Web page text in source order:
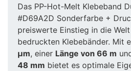
Das PP-Hot-Melt Klebeband
#D69A2D Sonderfarbe +
preiswerte Einstieg in die
bedruckten Klebebänder. Mit
µm, einer Länge von 66 m
48 mm bietet es optimale